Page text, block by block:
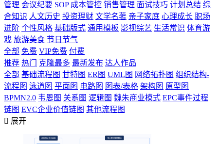
管理 会议纪要 SOP 成本管控 销售管理 面试技巧 计划总结 综
合知识 人文历史 投资理财 文学名著 亲子家庭 心理成长 职场
进阶 个性风格 基础版式 通用模板 影视综艺 生活常识 体育游
戏 旅游美食 节日节气
全部 免费 VIP免费 付费
推荐 热门 克隆最多 最新发布 达人作品
全部 基础流程图 甘特图 ER图 UML图 网络拓扑图 组织结构-
流程图 泳道图 平面图 电路图 图表/表格 架构图 原型图
BPMN2.0 韦恩图 关系图 逻辑图 魏朱商业模式 EPC事件过程
链图 EVC企业价值链图 其他流程图
 展开